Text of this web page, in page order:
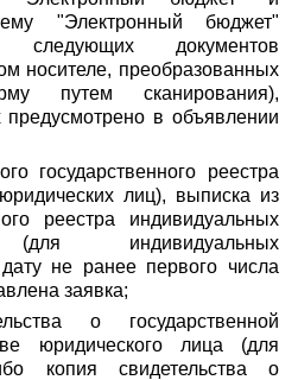
"Электронный бюджет"
следующих документов
носителе, преобразованных
путем сканирования),
предусмотрено в объявлении
государственного реестра
лиц), выписка из
реестра индивидуальных
(для индивидуальных
не ранее первого числа
заявка;
о государственной
юридического лица (для
копия свидетельства о